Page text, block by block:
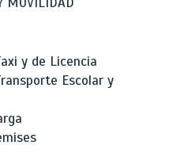
y de Licencia
Escolar y